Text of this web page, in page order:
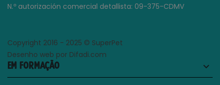
N.º autorización comercial detallista: 09-375-CDMV
Copyright 2016 - 2025 © SuperPet
Desenho web por Difadi.com
EM FORMAÇÃO keyboard_arrow_down